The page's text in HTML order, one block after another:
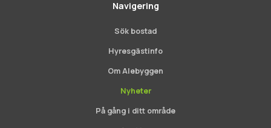
Navigering
Sök bostad
Hyresgästinfo
Om Alebyggen
Nyheter
På gång i ditt område